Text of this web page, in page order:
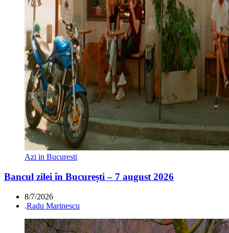
Azi in Bucuresti
Bancul zilei în București – 7 august 2026
8/7/2026
.Radu Marinescu